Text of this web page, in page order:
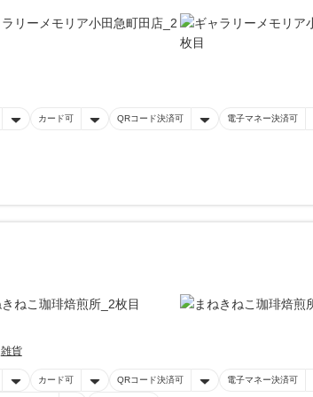
カード可 QRコード決済可 電子マネー決済可
雑貨
カード可 QRコード決済可 電子マネー決済可